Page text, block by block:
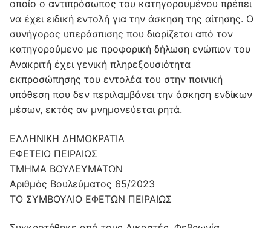
οποίο ο αντιπρόσωπος του κατηγορουμένου πρέπει
να έχει ειδική εντολή για την άσκηση της αίτησης. Ο
συνήγορος υπεράσπισης που διορίζεται από τον
κατηγορούμενο με προφορική δήλωση ενώπιον του
Ανακριτή έχει γενική πληρεξουσιότητα
εκπροσώπησης του εντολέα του στην ποινική
υπόθεση που δεν περιλαμβάνει την άσκηση ενδίκων
μέσων, εκτός αν μνημονεύεται ρητά.
ΕΛΛΗΝΙΚΗ ΔΗΜΟΚΡΑΤΙΑ
ΕΦΕΤΕΙΟ ΠΕΙΡΑΙΩΣ
ΤΜΗΜΑ ΒΟΥΛΕΥΜΑΤΩΝ
Αριθμός Βουλεύματος 65/2023
ΤΟ ΣΥΜΒΟΥΛΙΟ ΕΦΕΤΩΝ ΠΕΙΡΑΙΩΣ